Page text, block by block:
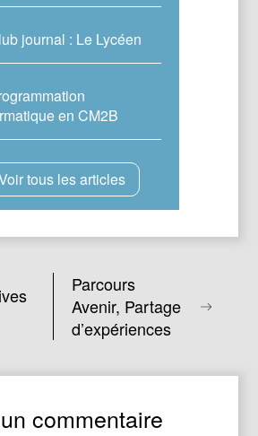
journal : Le Lycéen
en CM2B
tous les articles
Parcours
Avenir, Partage
d’expériences
commentaire